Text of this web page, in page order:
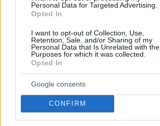
Personal Data for Targeted Advertising.
Opted In
I want to opt-out of Collection, Use,
Retention, Sale, and/or Sharing of my
Personal Data that Is Unrelated with the
Purposes for which it was collected.
Opted In
Google consents
CONFIRM